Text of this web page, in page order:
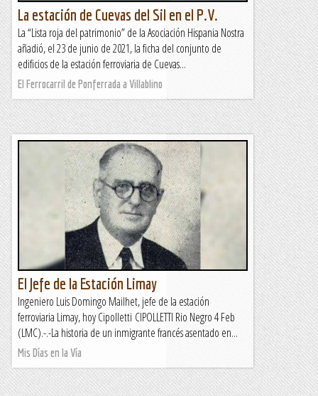
La estación de Cuevas del Sil en el P.V.
La “Lista roja del patrimonio” de la Asociación Hispania Nostra
añadió, el 23 de junio de 2021, la ficha del conjunto de
edificios de la estación ferroviaria de Cuevas...
El Ferrocarril de Ponferrada a Villablino
El Jefe de la Estación Limay
Ingeniero Luis Domingo Mailhet, jefe de la estación
ferroviaria Limay, hoy Cipolletti CIPOLLETTI Rio Negro 4 Feb
(LMC).-.-La historia de un inmigrante francés asentado en...
Mis Días en la Vía